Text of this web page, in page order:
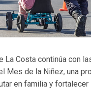
La Costa continúa con
Mes de la Niñez, una
en familia y fortalecer